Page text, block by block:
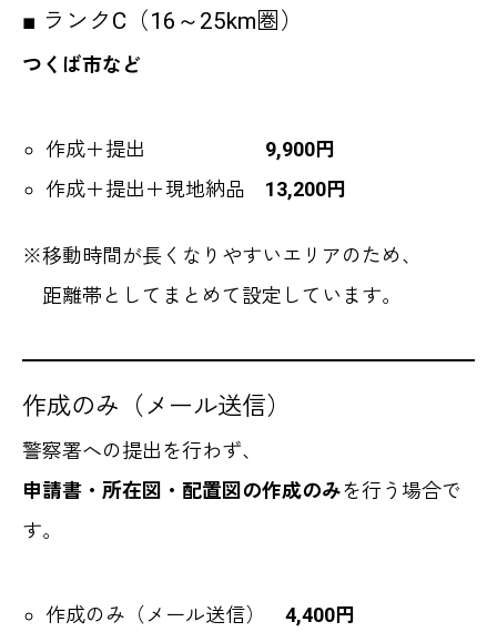
■ ランクC（16～25km圏）
つくば市など
作成＋提出 9,900円
作成＋提出＋現地納品 13,200円
※移動時間が長くなりやすいエリアのため、
距離帯としてまとめて設定しています。
作成のみ（メール送信）
警察署への提出を行わず、
申請書・所在図・配置図の作成のみを行う場合で
す。
作成のみ（メール送信） 4,400円